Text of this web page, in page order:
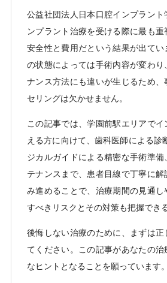
公益社団法人日本口腔インプラント
ンプラント治療を受ける際に最も
安全性と費用だという結果が出て
の状態によっては手術内容が変わり
ナンス方法にも違いが生じるため、
セリングは欠かせません。
この記事では、学園前駅エリアで
える方に向けて、歯科医師による診
ジカルガイドによる精密な手術準
テナンスまで、患者目線で丁寧に
み進めることで、治療期間の見通
すべきリスクとその対策も把握でき
後悔しない治療のために、まずは
てください。この記事があなたの治
なヒントとなることを願っています。